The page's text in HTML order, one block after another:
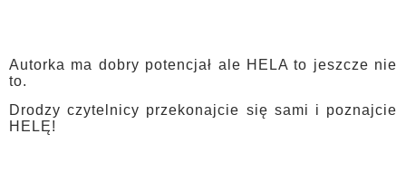
Autorka ma dobry potencjał ale HELA to jeszcze nie
to.
Drodzy czytelnicy przekonajcie się sami i poznajcie
HELĘ!